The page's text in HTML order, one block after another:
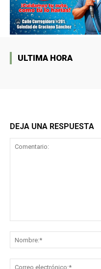
ULTIMA HORA
DEJA UNA RESPUESTA